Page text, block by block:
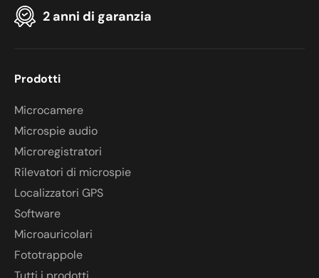
2 anni di garanzia
Prodotti
Microcamere
Microspie audio
Microregistratori
Rilevatori di microspie
Localizzatori GPS
Software
Microauricolari
Fototrappole